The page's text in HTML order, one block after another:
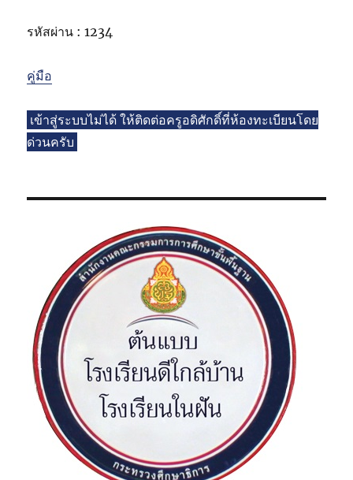
รหัสผ่าน : 1234
คู่มือ
เข้าสู่ระบบไม่ได้ ให้ติดต่อครูอดิศักดิ์ที่ห้องทะเบียนโดย
ด่วนครับ